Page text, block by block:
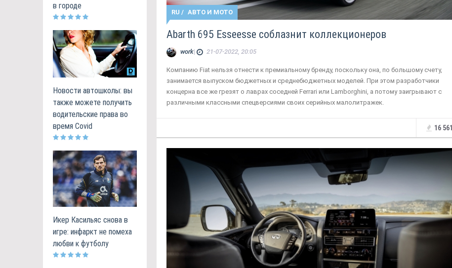
в городе
Новости автошколы: вы
также можете получить
водительские права во
время Covid
Икер Касильяс снова в
игре: инфаркт не помеха
любви к футболу
RU / АВТО И МОТО
Abarth 695 Esseesse соблазнит коллекционеров
work| 21-07-2022, 20:05
Компанию Fiat нельзя отнести к премиальному бренду, поскольку она, по большому счету,
занимается выпуском бюджетных и среднебюджетных моделей. При этом разработчики
концерна все же грезят о лаврах соседней Ferrari или Lamborghini, а потому заигрывают с
различными классными спецверсиями своих серийных малолитражек.
16 561